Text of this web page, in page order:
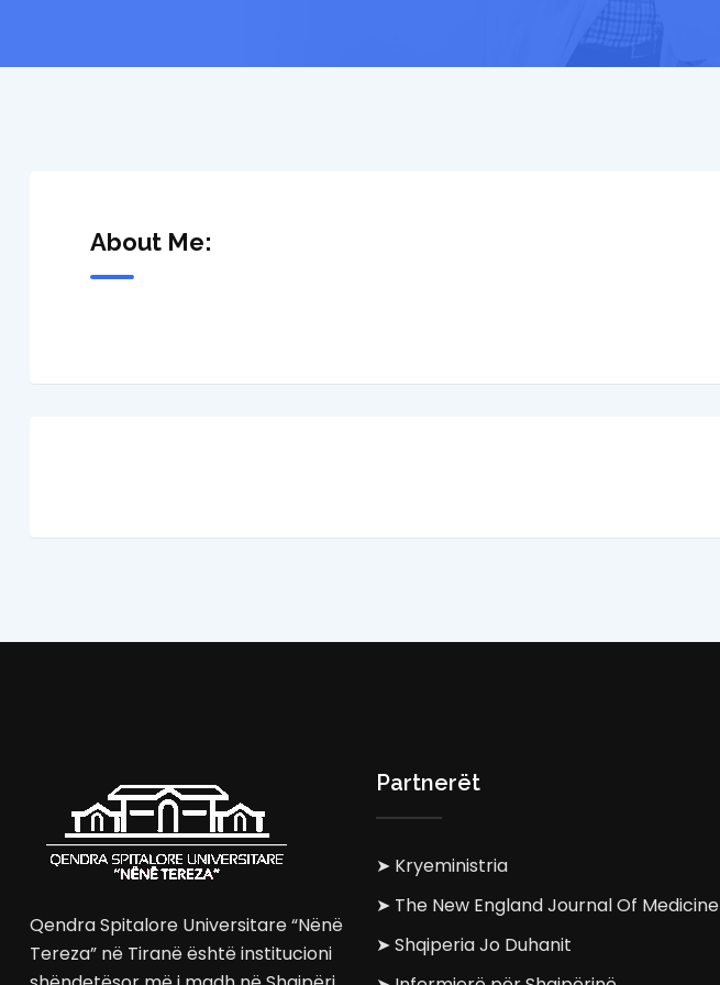
About Me:
Qendra Spitalore Universitare “Nënë
Tereza” në Tiranë është institucioni
Partnerët
➤ Kryeministria
➤ The New England Journal Of Medicine
➤ Shqiperia Jo Duhanit